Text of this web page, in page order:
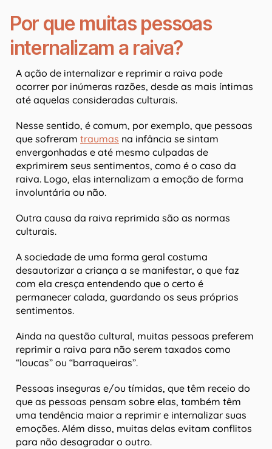
Por que muitas pessoas
internalizam a raiva?
A ação de internalizar e reprimir a raiva pode
ocorrer por inúmeras razões, desde as mais íntimas
até aquelas consideradas culturais.
Nesse sentido, é comum, por exemplo, que pessoas
que sofreram traumas na infância se sintam
envergonhadas e até mesmo culpadas de
exprimirem seus sentimentos, como é o caso da
raiva. Logo, elas internalizam a emoção de forma
involuntária ou não.
Outra causa da raiva reprimida são as normas
culturais.
A sociedade de uma forma geral costuma
desautorizar a criança a se manifestar, o que faz
com ela cresça entendendo que o certo é
permanecer calada, guardando os seus próprios
sentimentos.
Ainda na questão cultural, muitas pessoas preferem
reprimir a raiva para não serem taxados como
“loucas” ou “barraqueiras”.
Pessoas inseguras e/ou tímidas, que têm receio do
que as pessoas pensam sobre elas, também têm
uma tendência maior a reprimir e internalizar suas
emoções. Além disso, muitas delas evitam conflitos
para não desagradar o outro.